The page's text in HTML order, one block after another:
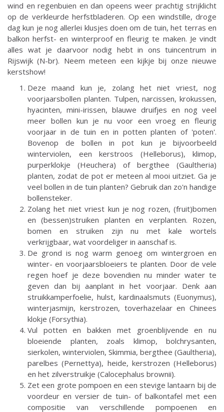
wind en regenbuien en dan opeens weer prachtig strijklicht
op de verkleurde herfstbladeren. Op een windstille, droge
dag kun je nog allerlei klusjes doen om de tuin, het terras en
balkon herfst- en winterproof en fleurig te maken. Je vindt
alles wat je daarvoor nodig hebt in ons tuincentrum in
Rijswijk (N-br). Neem meteen een kijkje bij onze nieuwe
kerstshow!
Deze maand kun je, zolang het niet vriest, nog
voorjaarsbollen planten. Tulpen, narcissen, krokussen,
hyacinten, mini-irissen, blauwe druifjes en nog veel
meer bollen kun je nu voor een vroeg en fleurig
voorjaar in de tuin en in potten planten of 'poten'.
Bovenop de bollen in pot kun je bijvoorbeeld
winterviolen, een kerstroos (Helleborus), klimop,
purperklokje (Heuchera) of bergthee (Gaultheria)
planten, zodat de pot er meteen al mooi uitziet. Ga je
veel bollen in de tuin planten? Gebruik dan zo'n handige
bollensteker.
Zolang het niet vriest kun je nog rozen, (fruit)bomen
en (bessen)struiken planten en verplanten. Rozen,
bomen en struiken zijn nu met kale wortels
verkrijgbaar, wat voordeliger in aanschaf is.
De grond is nog warm genoeg om wintergroen en
winter- en voorjaarsbloeiers te planten. Door de vele
regen hoef je deze bovendien nu minder water te
geven dan bij aanplant in het voorjaar. Denk aan
struikkamperfoelie, hulst, kardinaalsmuts (Euonymus),
winterjasmijn, kerstrozen, toverhazelaar en Chinees
klokje (Forsythia).
Vul potten en bakken met groenblijvende en nu
bloeiende planten, zoals klimop, bolchrysanten,
sierkolen, winterviolen, Skimmia, bergthee (Gaultheria),
parelbes (Pernettya), heide, kerstrozen (Helleborus)
en het zilverstruikje (Calocephalus brownii).
Zet een grote pompoen en een stevige lantaarn bij de
voordeur en versier de tuin- of balkontafel met een
compositie van verschillende pompoenen en